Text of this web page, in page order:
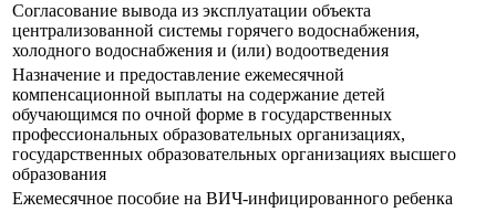
Согласование вывода из эксплуатации объекта
централизованной системы горячего водоснабжения,
холодного водоснабжения и (или) водоотведения
Назначение и предоставление ежемесячной
компенсационной выплаты на содержание детей
обучающимся по очной форме в государственных
профессиональных образовательных организациях,
государственных образовательных организациях высшего
образования
Ежемесячное пособие на ВИЧ-инфицированного ребенка